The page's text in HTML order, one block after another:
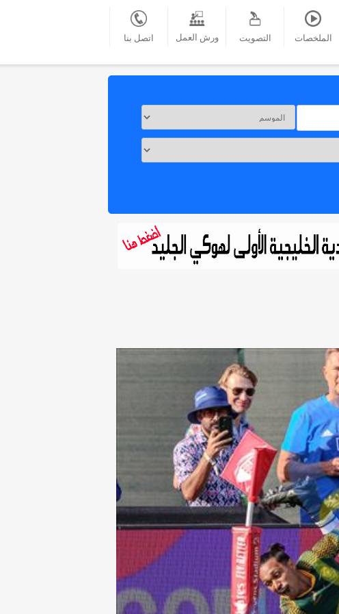
الملخصات التصويت ورش العمل اتصل بنا